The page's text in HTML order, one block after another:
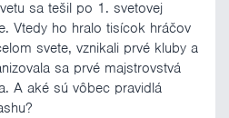
sa tešil po 1. svetovej
Vtedy ho hralo tisícok hráčov
svete, vznikali prvé kluby a
sa prvé majstrovstvá
A aké sú vôbec pravidlá